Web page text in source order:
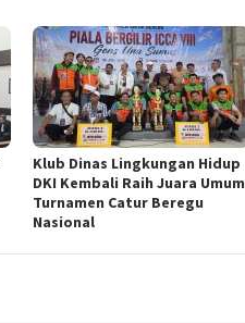
Klub Dinas Lingkungan Hidup
DKI Kembali Raih Juara Umum
Turnamen Catur Beregu
Nasional